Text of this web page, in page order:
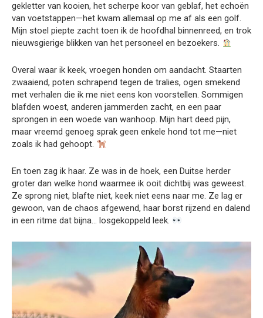
gekletter van kooien, het scherpe koor van geblaf, het echoën
van voetstappen—het kwam allemaal op me af als een golf.
Mijn stoel piepte zacht toen ik de hoofdhal binnenreed, en trok
nieuwsgierige blikken van het personeel en bezoekers.
Overal waar ik keek, vroegen honden om aandacht. Staarten
zwaaiend, poten schrapend tegen de tralies, ogen smekend
met verhalen die ik me niet eens kon voorstellen. Sommigen
blafden woest, anderen jammerden zacht, en een paar
sprongen in een woede van wanhoop. Mijn hart deed pijn,
maar vreemd genoeg sprak geen enkele hond tot me—niet
zoals ik had gehoopt.
En toen zag ik haar. Ze was in de hoek, een Duitse herder
groter dan welke hond waarmee ik ooit dichtbij was geweest.
Ze sprong niet, blafte niet, keek niet eens naar me. Ze lag er
gewoon, van de chaos afgewend, haar borst rijzend en dalend
in een ritme dat bijna… losgekoppeld leek.